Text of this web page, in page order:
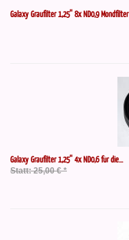
Galaxy Graufilter 1,25'' 8x ND0,9 Mondfilter
Galaxy Graufilter 1,25'' 4x ND0,6 für die...
Statt: 25,00 € *